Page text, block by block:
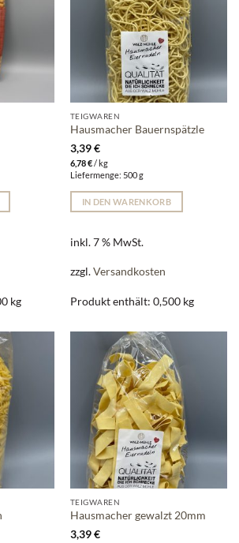
kg
TEIGWAREN
Hausmacher Bauernspätzle
3,39€
6,78€/kg
Liefermenge: 500 g
IN DEN WARENKORB
inkl. 7 % MwSt.
zzgl.Versandkosten
Produkt enthält: 0,500 kg
TEIGWAREN
Hausmacher gewalzt 20mm
3,39€